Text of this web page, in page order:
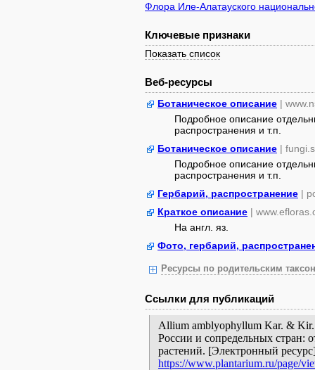
Флора Иле-Алатауского
Ключевые признаки
Показать список
Веб-ресурсы
Ботаническое описание |
Подробное описание
распространения и т.п.
Ботаническое описание |
Подробное описание
распространения и т.п.
Гербарий, распространение |
Краткое описание |
На англ. яз.
Фото, гербарий,
Ресурсы по родительским
Ссылки для публикаций
Allium amblyophyllum Kar. &
России и сопредельных стран:
растений. [Электронный
https://www.plantarium.ru/page/